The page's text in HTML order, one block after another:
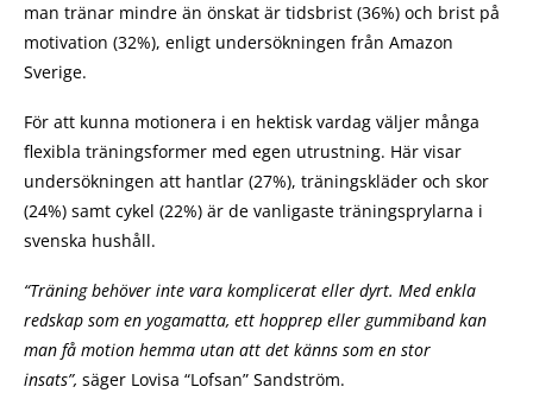
man tränar mindre än önskat är tidsbrist (36%) och brist på
motivation (32%), enligt undersökningen från Amazon
Sverige.
För att kunna motionera i en hektisk vardag väljer många
flexibla träningsformer med egen utrustning. Här visar
undersökningen att hantlar (27%), träningskläder och skor
(24%) samt cykel (22%) är de vanligaste träningsprylarna i
svenska hushåll.
“Träning behöver inte vara komplicerat eller dyrt. Med enkla
redskap som en yogamatta, ett hopprep eller gummiband kan
man få motion hemma utan att det känns som en stor
insats”, säger Lovisa “Lofsan” Sandström.